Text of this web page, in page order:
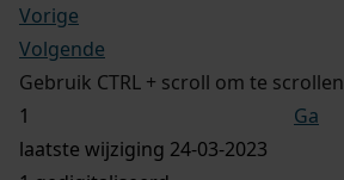
Vorige
Volgende
Gebruik CTRL + scroll om te scrollen
Ga
laatste wijziging 24-03-2023